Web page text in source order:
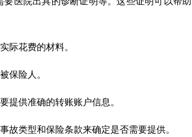
际花费的材料。
保险人。
提供准确的转账账户信息。
类型和保险条款来确定是否需要提供。